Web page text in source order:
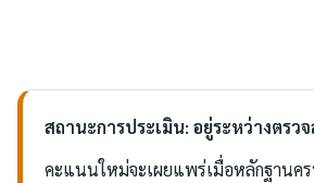
สถานะการประเมิน: อยู่ระหว่างตรว
คะแนนใหม่จะเผยแพร่เมื่อหลักฐานค